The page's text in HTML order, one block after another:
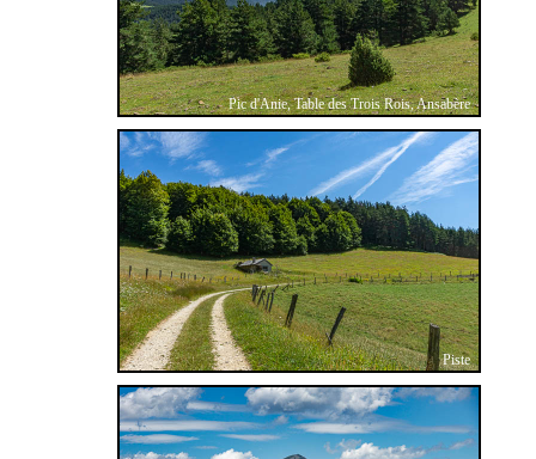
Pic d'Anie, Table des Trois Rois, Ansabère
Piste